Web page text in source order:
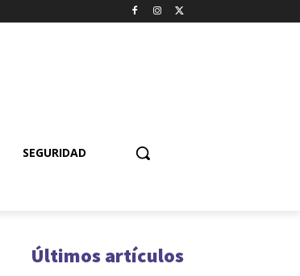
SEGURIDAD
Últimos artículos